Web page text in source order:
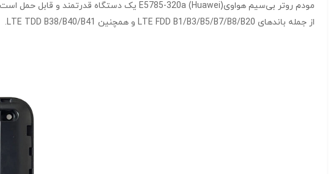
از جمله باندهای LTE FDD B1/B3/B5/B7/B8/B20 و همچنین LTE TDD B38/B40/B41.